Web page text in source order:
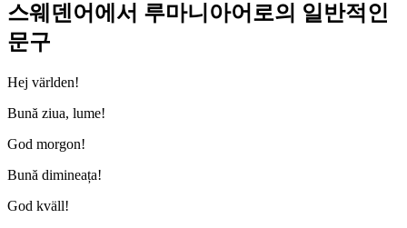
스웨덴어에서 루마니아어로의 일반적인
문구
Hej världen!
Bună ziua, lume!
God morgon!
Bună dimineața!
God kväll!